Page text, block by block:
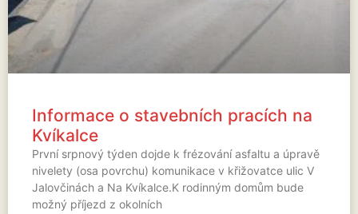
Informace o stavebních pracích na
Kvíkalce
První srpnový týden dojde k frézování asfaltu a úpravě
nivelety (osa povrchu) komunikace v křižovatce ulic V
Jalovčinách a Na Kvíkalce.K rodinným domům bude
možný příjezd z okolních